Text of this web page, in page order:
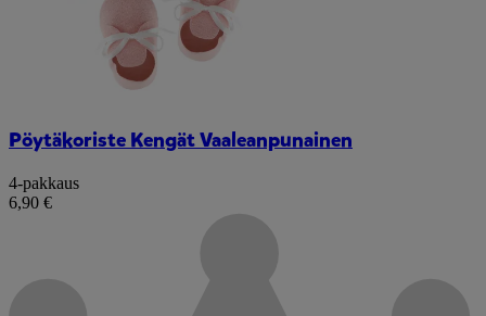
Pöytäkoriste Kengät Vaaleanpunainen
4-pakkaus
6,90 €